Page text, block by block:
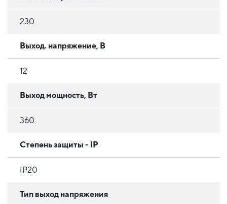
230
Выход. напряжение, В
12
Выход мощность, Вт
360
Степень защиты - IP
IP20
Тип выход напряжения